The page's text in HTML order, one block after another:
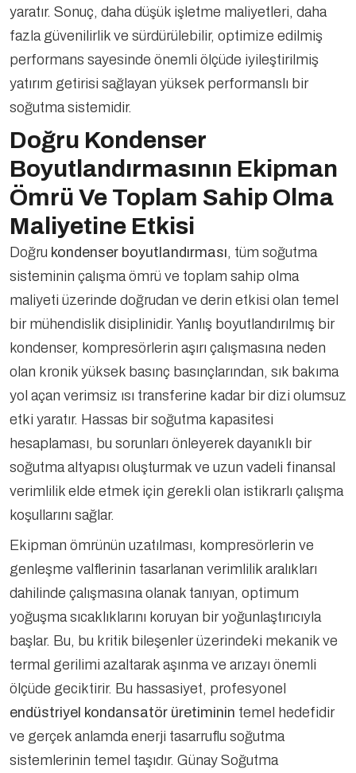
yaratır. Sonuç, daha düşük işletme maliyetleri, daha
fazla güvenilirlik ve sürdürülebilir, optimize edilmiş
performans sayesinde önemli ölçüde iyileştirilmiş
yatırım getirisi sağlayan yüksek performanslı bir
soğutma sistemidir.
Doğru Kondenser
Boyutlandırmasının Ekipman
Ömrü Ve Toplam Sahip Olma
Maliyetine Etkisi
Doğru kondenser boyutlandırması, tüm soğutma
sisteminin çalışma ömrü ve toplam sahip olma
maliyeti üzerinde doğrudan ve derin etkisi olan temel
bir mühendislik disiplinidir. Yanlış boyutlandırılmış bir
kondenser, kompresörlerin aşırı çalışmasına neden
olan kronik yüksek basınç basınçlarından, sık bakıma
yol açan verimsiz ısı transferine kadar bir dizi olumsuz
etki yaratır. Hassas bir soğutma kapasitesi
hesaplaması, bu sorunları önleyerek dayanıklı bir
soğutma altyapısı oluşturmak ve uzun vadeli finansal
verimlilik elde etmek için gerekli olan istikrarlı çalışma
koşullarını sağlar.
Ekipman ömrünün uzatılması, kompresörlerin ve
genleşme valflerinin tasarlanan verimlilik aralıkları
dahilinde çalışmasına olanak tanıyan, optimum
yoğuşma sıcaklıklarını koruyan bir yoğunlaştırıcıyla
başlar. Bu, bu kritik bileşenler üzerindeki mekanik ve
termal gerilimi azaltarak aşınma ve arızayı önemli
ölçüde geciktirir. Bu hassasiyet, profesyonel
endüstriyel kondansatör üretiminin temel hedefidir
ve gerçek anlamda enerji tasarruflu soğutma
sistemlerinin temel taşıdır. Günay Soğutma